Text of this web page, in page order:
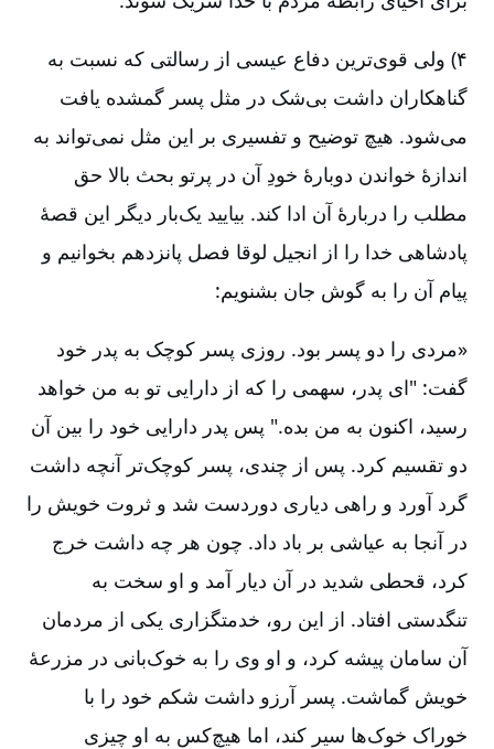
۴) ولی قوی‌ترین دفاع عیسی از رسالتی که نسبت به
گناهکاران داشت بی‌شک در مثل پسر گمشده یافت
می‌شود. هیچ توضیح و تفسیری بر این مثل نمی‌تواند به
اندازۀ خواندن دوبارۀ خودِ آن در پرتو بحث بالا حق
مطلب را دربارۀ آن ادا کند. بیایید یک‌بار دیگر این قصۀ
پادشاهی خدا را از انجیل لوقا فصل پانزدهم بخوانیم و
پیام آن را به گوش جان بشنویم:
«مردی را دو پسر بود. روزی پسر کوچک به پدر خود
گفت: "ای پدر، سهمی را که از دارایی تو به من خواهد
رسید، اکنون به من بده." پس پدر دارایی خود را بین آن
دو تقسیم کرد. پس از چندی، پسر کوچک‌تر آنچه داشت
گرد آورد و راهی دیاری دوردست شد و ثروت خویش را
در آنجا به عیاشی بر ‌باد داد. چون هر چه داشت خرج
کرد، قحطی شدید در آن دیار آمد و او سخت به
تنگدستی افتاد. از این رو، خدمتگزاری یکی از مردمان
آن سامان پیشه کرد، و او وی را به خوک‌بانی در مزرعۀ
خویش گماشت. پسر آرزو داشت شکم خود را با
خوراک خوک‌ها سیر کند، اما هیچ‌کس به او چیزی